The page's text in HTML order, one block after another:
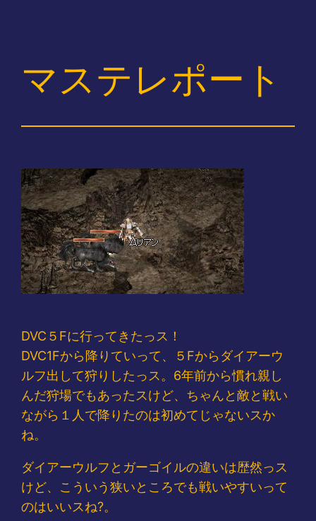
マステレポート
DVC５Fに行ってきたっス！
DVC1Fから降りていって、５Fからダイアーウ
ルフ出して狩りしたっス。6年前から慣れ親し
んだ狩場でもあったスけど、ちゃんと敵と戦い
ながら１人で降りたのは初めてじゃないスか
ね。
ダイアーウルフとガーゴイルの違いは歴然っス
けど、こういう狭いところでも戦いやすいって
のはいいスね?。